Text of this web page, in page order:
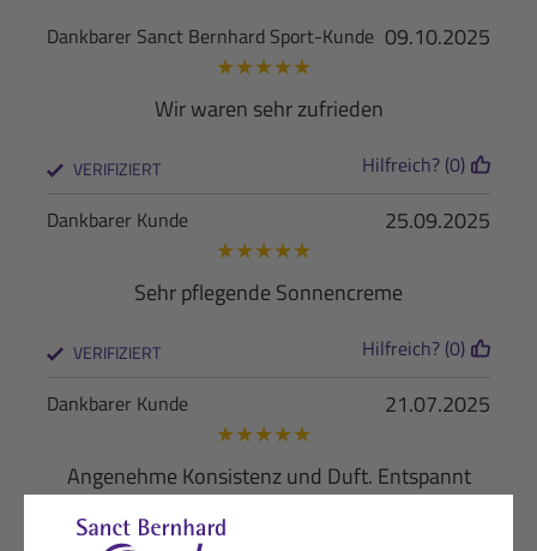
09.10.2025
Dankbarer Sanct Bernhard Sport-Kunde
★★★★★
Wir waren sehr zufrieden
VERIFIZIERT Hilfreich? (0)
25.09.2025
Dankbarer Kunde
★★★★★
Sehr pflegende Sonnencreme
VERIFIZIERT Hilfreich? (0)
21.07.2025
Dankbarer Kunde
★★★★★
Angenehme Konsistenz und Duft. Entspannt
und beruhigt die Haut Nach zu viel Sonne